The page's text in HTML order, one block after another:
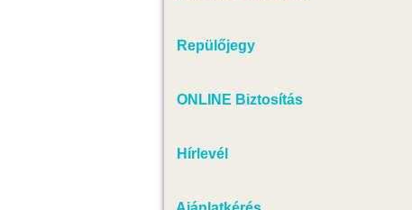
Repülőjegy
ONLINE Biztosítás
Hírlevél